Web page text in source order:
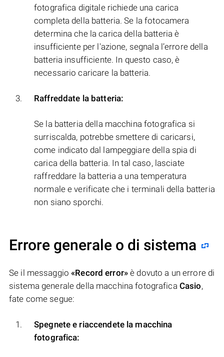
fotografica digitale richiede una carica
completa della batteria. Se la fotocamera
determina che la carica della batteria è
insufficiente per l'azione, segnala l’errore della
batteria insufficiente. In questo caso, è
necessario caricare la batteria.
Raffreddate la batteria:
Se la batteria della macchina fotografica si
surriscalda, potrebbe smettere di caricarsi,
come indicato dal lampeggiare della spia di
carica della batteria. In tal caso, lasciate
raffreddare la batteria a una temperatura
normale e verificate che i terminali della batteria
non siano sporchi.
Errore generale o di sistema
Se il messaggio«Record error» è dovuto a un errore di
sistema generale della macchina fotografica Casio,
fate come segue:
Spegnete e riaccendete la macchina
fotografica: